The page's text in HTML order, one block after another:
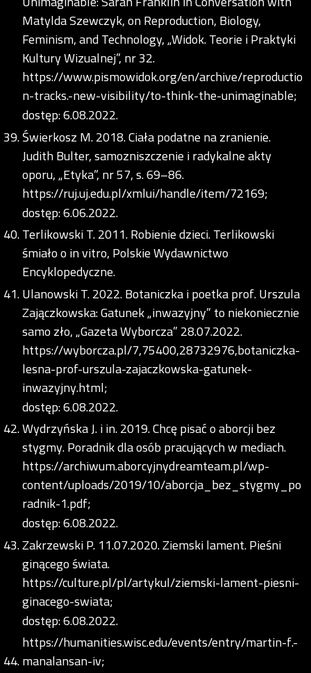
Matylda Szewczyk, on Reproduction, Biology,
Feminism, and Technology, „Widok. Teorie i Praktyki
Kultury Wizualnej”, nr 32.
https://www.pismowidok.org/en/archive/reproductio
n-tracks.-new-visibility/to-think-the-unimaginable;
dostęp: 6.08.2022.
Świerkosz M. 2018. Ciała podatne na zranienie.
Judith Bulter, samozniszczenie i radykalne akty
oporu, „Etyka”, nr 57, s. 69–86.
https://ruj.uj.edu.pl/xmlui/handle/item/72169;
dostęp: 6.06.2022.
Terlikowski T. 2011. Robienie dzieci. Terlikowski
śmiało o in vitro, Polskie Wydawnictwo
Encyklopedyczne.
Ulanowski T. 2022. Botaniczka i poetka prof. Urszula
Zajączkowska: Gatunek „inwazyjny” to niekoniecznie
samo zło, „Gazeta Wyborcza” 28.07.2022.
https://wyborcza.pl/7,75400,28732976,botaniczka-
lesna-prof-urszula-zajaczkowska-gatunek-
inwazyjny.html;
dostęp: 6.08.2022.
Wydrzyńska J. i in. 2019. Chcę pisać o aborcji bez
stygmy. Poradnik dla osób pracujących w mediach.
https://archiwum.aborcyjnydreamteam.pl/wp-
content/uploads/2019/10/aborcja_bez_stygmy_po
radnik-1.pdf;
dostęp: 6.08.2022.
Zakrzewski P. 11.07.2020. Ziemski lament. Pieśni
ginącego świata.
https://culture.pl/pl/artykul/ziemski-lament-piesni-
ginacego-swiata;
dostęp: 6.08.2022.
https://humanities.wisc.edu/events/entry/martin-f.-
manalansan-iv;